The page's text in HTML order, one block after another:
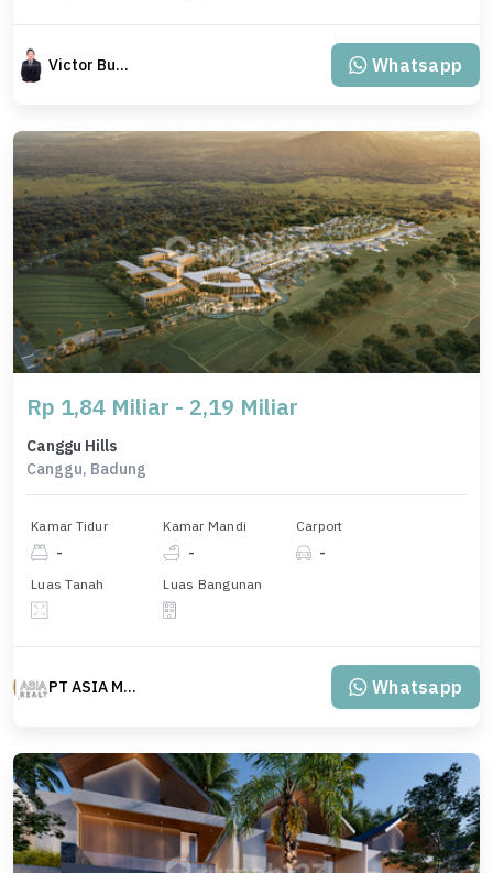
Victor Budiman Whatsapp
Rp 1,84 Miliar - 2,19 Miliar
Canggu Hills
Canggu, Badung
Kamar Tidur
-
Kamar Mandi
-
Carport
-
Luas Tanah Luas Bangunan
PT ASIA MAS REALTY Whatsapp